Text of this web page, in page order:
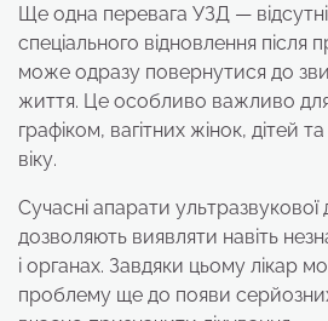
Ще одна перевага УЗД —
спеціального відновлення після
може одразу повернутися до
життя. Це особливо важливо
графіком, вагітних жінок, дітей
віку.
Сучасні апарати ультразвукової
дозволяють виявляти навіть
і органах. Завдяки цьому лікар
проблему ще до появи